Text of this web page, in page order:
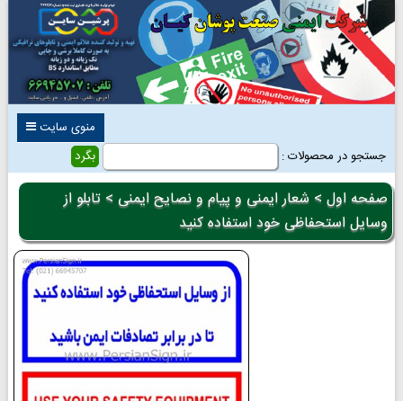
منوی سایت
جستجو در محصولات :
صفحه اول >شعار ایمنی و پیام و نصایح ایمنی > تابلو از
وسایل استحفاظی خود استفاده کنید